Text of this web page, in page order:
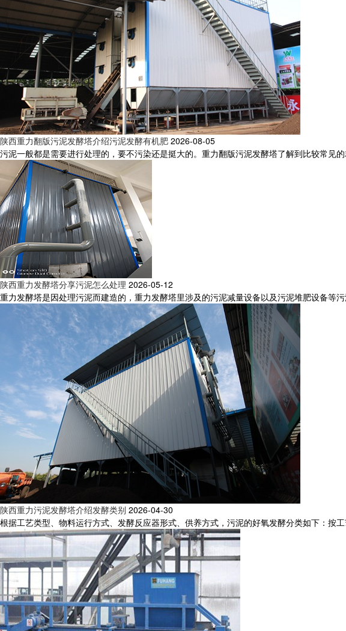
陕西重力翻版污泥发酵塔介绍污泥发酵有机肥 2026-08-05
污泥一般都是需要进行处理的，要不污染还是挺大的。重力翻版污泥发酵塔了解到比较常
陕西重力发酵塔分享污泥怎么处理 2026-05-12
重力发酵塔是因处理污泥而建造的，重力发酵塔里涉及的污泥减量设备以及污泥堆肥设备
陕西重力污泥发酵塔介绍发酵类别 2026-04-30
根据工艺类型、物料运行方式、发酵反应器形式、供养方式，污泥的好氧发酵分类如下：